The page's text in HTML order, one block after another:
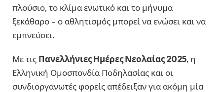
πλούσιο, το κλίμα ενωτικό και το μήνυμα
ξεκάθαρο – ο αθλητισμός μπορεί να ενώσει και να
εμπνεύσει.
Με τις Πανελλήνιες Ημέρες Νεολαίας 2025, η
Ελληνική Ομοσπονδία Ποδηλασίας και οι
συνδιοργανωτές φορείς απέδειξαν για ακόμη μία